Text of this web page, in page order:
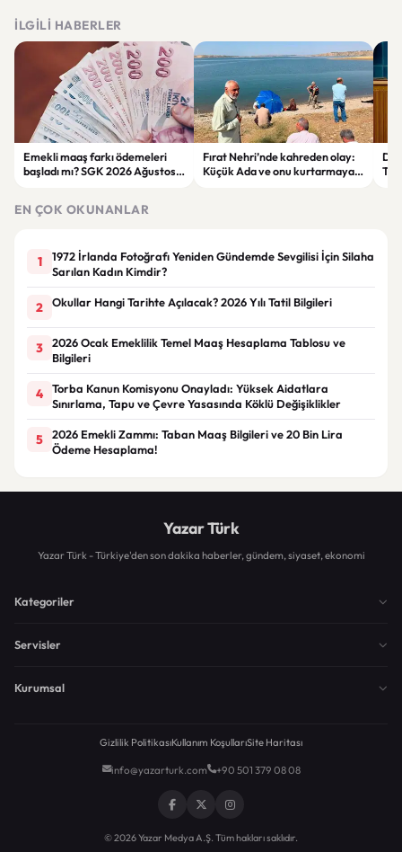
İLGILI HABERLER
Emekli maaş farkı ödemeleri
başladı mı? SGK 2026 Ağustos
Fırat Nehri’nde kahreden olay:
Küçük Ada ve onu kurtarmaya
EN ÇOK OKUNANLAR
1
1972 İrlanda Fotoğrafı Yeniden Gündemde Sevgilisi İçin Silaha
Sarılan Kadın Kimdir?
2 Okullar Hangi Tarihte Açılacak? 2026 Yılı Tatil Bilgileri
3
2026 Ocak Emeklilik Temel Maaş Hesaplama Tablosu ve
Bilgileri
4
Torba Kanun Komisyonu Onayladı: Yüksek Aidatlara
Sınırlama, Tapu ve Çevre Yasasında Köklü Değişiklikler
5
2026 Emekli Zammı: Taban Maaş Bilgileri ve 20 Bin Lira
Ödeme Hesaplama!
Yazar Türk
Yazar Türk - Türkiye'den son dakika haberler, gündem, siyaset, ekonomi
Kategoriler
Servisler
Kurumsal
Gizlilik PolitikasıKullanım KoşullarıSite Haritası
info@yazarturk.com +90 501 379 08 08
© 2026 Yazar Medya A.Ş. Tüm hakları saklıdır.